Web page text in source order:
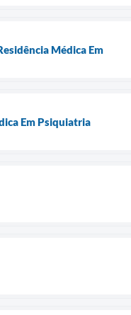
Médica Em
Em Psiquiatria